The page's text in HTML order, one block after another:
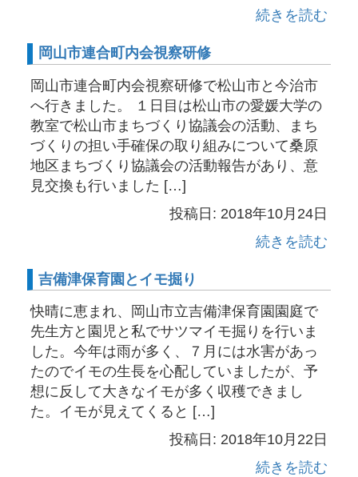
続きを読む
岡山市連合町内会視察研修
岡山市連合町内会視察研修で松山市と今治市
へ行きました。 １日目は松山市の愛媛大学の
教室で松山市まちづくり協議会の活動、まち
づくりの担い手確保の取り組みについて桑原
地区まちづくり協議会の活動報告があり、意
見交換も行いました […]
投稿日: 2018年10月24日
続きを読む
吉備津保育園とイモ掘り
快晴に恵まれ、岡山市立吉備津保育園園庭で
先生方と園児と私でサツマイモ掘りを行いま
した。今年は雨が多く、７月には水害があっ
たのでイモの生長を心配していましたが、予
想に反して大きなイモが多く収穫できまし
た。イモが見えてくると […]
投稿日: 2018年10月22日
続きを読む